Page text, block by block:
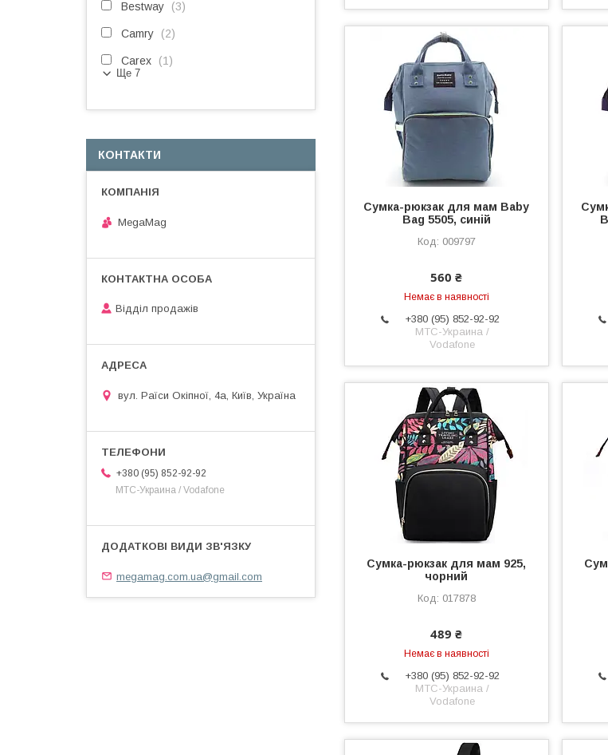
Сумка-рюкзак для мам Baby
Bag 5505, синій
009797
560 ₴
Немає в наявності
+380 (95) 852-92-92
МТС-Украина /
Vodafone
Сумка-рюкзак для мам 925,
чорний
017878
489 ₴
Немає в наявності
+380 (95) 852-92-92
МТС-Украина /
Vodafone
Bestway 3
Camry 2
Carex 1
Ще 7
КОНТАКТИ
MegaMag
Відділ продажів
вул. Раїси Окіпної, 4а, Київ, Україна
+380 (95) 852-92-92
МТС-Украина / Vodafone
megamag.com.ua@gmail.com